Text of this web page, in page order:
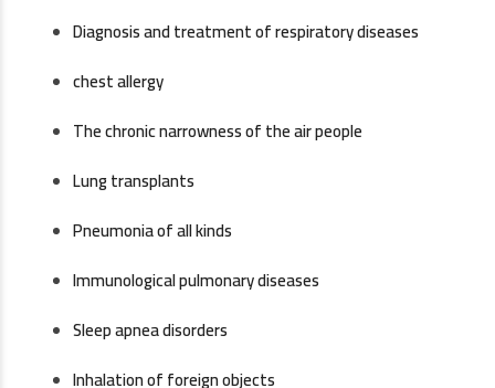
Diagnosis and treatment of respiratory diseases
chest allergy
The chronic narrowness of the air people
Lung transplants
Pneumonia of all kinds
Immunological pulmonary diseases
Sleep apnea disorders
Inhalation of foreign objects